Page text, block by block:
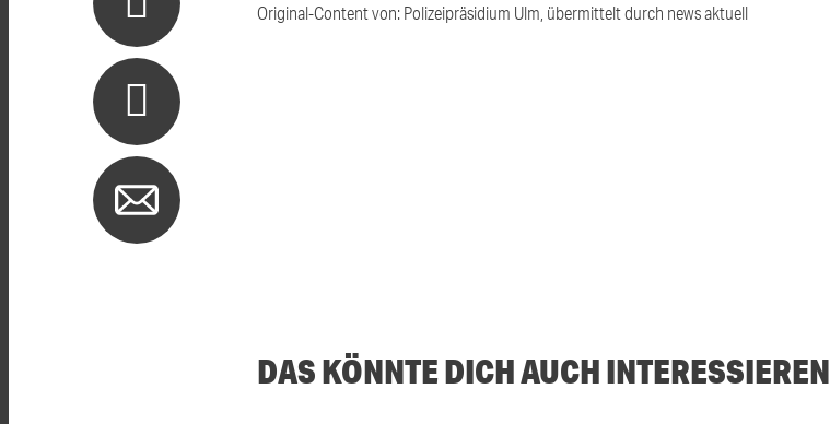
Original-Content von: Polizeipräsidium Ulm, übermittelt durch news aktuell
DAS KÖNNTE DICH AUCH INTERESSIEREN